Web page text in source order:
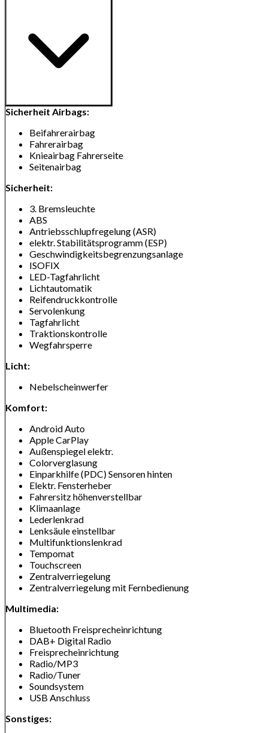
Sicherheit Airbags:
Beifahrerairbag
Fahrerairbag
Knieairbag Fahrerseite
Seitenairbag
Sicherheit:
3. Bremsleuchte
ABS
Antriebsschlupfregelung (ASR)
elektr. Stabilitätsprogramm (ESP)
Geschwindigkeitsbegrenzungsanlage
ISOFIX
LED-Tagfahrlicht
Lichtautomatik
Reifendruckkontrolle
Servolenkung
Tagfahrlicht
Traktionskontrolle
Wegfahrsperre
Licht:
Nebelscheinwerfer
Komfort:
Android Auto
Apple CarPlay
Außenspiegel elektr.
Colorverglasung
Einparkhilfe (PDC) Sensoren hinten
Elektr. Fensterheber
Fahrersitz höhenverstellbar
Klimaanlage
Lederlenkrad
Lenksäule einstellbar
Multifunktionslenkrad
Tempomat
Touchscreen
Zentralverriegelung
Zentralverriegelung mit Fernbedienung
Multimedia:
Bluetooth Freisprecheinrichtung
DAB+ Digital Radio
Freisprecheinrichtung
Radio/MP3
Radio/Tuner
Soundsystem
USB Anschluss
Sonstiges: